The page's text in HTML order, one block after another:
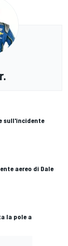
sull'incidente
aereo di Dale
la pole a